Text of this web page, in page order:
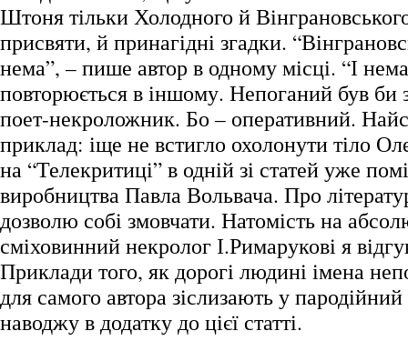
Штоня тільки Холодного й
присвяти, й принагідні згадки.
нема”, – пише автор в одному місці. “І
повторюється в іншому. Непоганий був би
поет-некроложник. Бо – оперативний.
приклад: іще не встигло охолонути тіло
на “Телекритиці” в одній зі статей уже
виробництва Павла Вольвача. Про
дозволю собі змовчати. Натомість на
сміховинний некролог І.Римарукові я
Приклади того, як дорогі людині імена
для самого автора зіслизають у
наводжу в додатку до цієї статті.